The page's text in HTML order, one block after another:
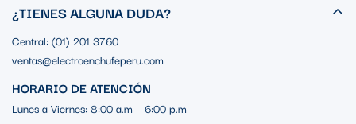
¿TIENES ALGUNA DUDA?
Central: (01) 201 3760
ventas@electroenchufeperu.com
HORARIO DE ATENCIÓN
Lunes a Viernes: 8:00 a.m – 6:00 p.m